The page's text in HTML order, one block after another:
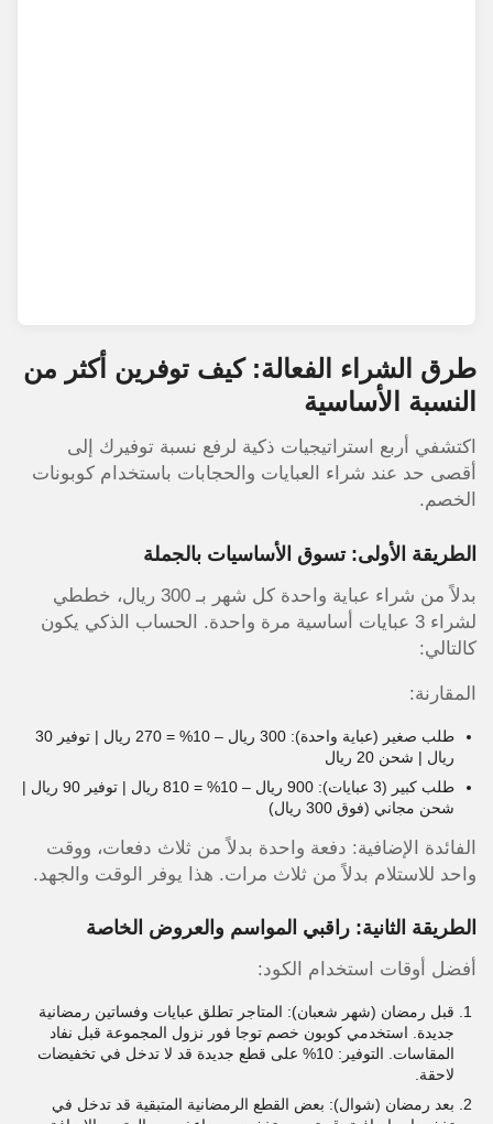
طرق الشراء الفعالة: كيف توفرين أكثر من
النسبة الأساسية
اكتشفي أربع استراتيجيات ذكية لرفع نسبة توفيرك إلى
أقصى حد عند شراء العبايات والحجابات باستخدام كوبونات
الخصم.
الطريقة الأولى: تسوق الأساسيات بالجملة
بدلاً من شراء عباية واحدة كل شهر بـ 300 ريال، خططي
لشراء 3 عبايات أساسية مرة واحدة. الحساب الذكي يكون
كالتالي:
المقارنة:
طلب صغير (عباية واحدة): 300 ريال – 10% = 270 ريال | توفير 30
ريال | شحن 20 ريال
طلب كبير (3 عبايات): 900 ريال – 10% = 810 ريال | توفير 90 ريال |
شحن مجاني (فوق 300 ريال)
الفائدة الإضافية: دفعة واحدة بدلاً من ثلاث دفعات، ووقت
واحد للاستلام بدلاً من ثلاث مرات. هذا يوفر الوقت والجهد.
الطريقة الثانية: راقبي المواسم والعروض الخاصة
أفضل أوقات استخدام الكود:
قبل رمضان (شهر شعبان): المتاجر تطلق عبايات وفساتين رمضانية
جديدة. استخدمي كوبون خصم توجا فور نزول المجموعة قبل نفاد
المقاسات. التوفير: 10% على قطع جديدة قد لا تدخل في تخفيضات
لاحقة.
بعد رمضان (شوال): بعض القطع الرمضانية المتبقية قد تدخل في